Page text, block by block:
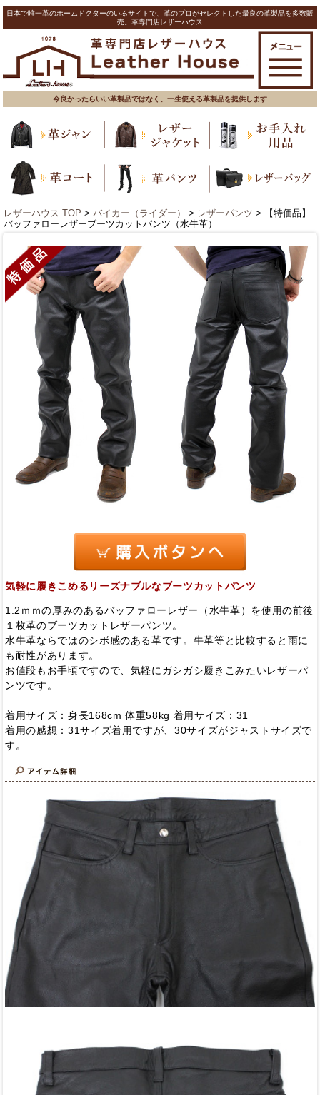
日本で唯一革のホームドクターのいるサイトで、革のプロがセレクトした最良の革製品を多数販
売。革専門店レザーハウス
今良かったらいい革製品ではなく、一生使える革製品を提供します
レザーハウス TOP > バイカー（ライダー） > レザーパンツ > 【特価品】
バッファローレザーブーツカットパンツ（水牛革）
気軽に履きこめるリーズナブルなブーツカットパンツ
1.2ｍｍの厚みのあるバッファローレザー（水牛革）を使用の前後
１枚革のブーツカットレザーパンツ。
水牛革ならではのシボ感のある革です。牛革等と比較すると雨に
も耐性があります。
お値段もお手頃ですので、気軽にガシガシ履きこみたいレザーパ
ンツです。
着用サイズ：身長168cm 体重58kg 着用サイズ：31
着用の感想：31サイズ着用ですが、30サイズがジャストサイズで
す。